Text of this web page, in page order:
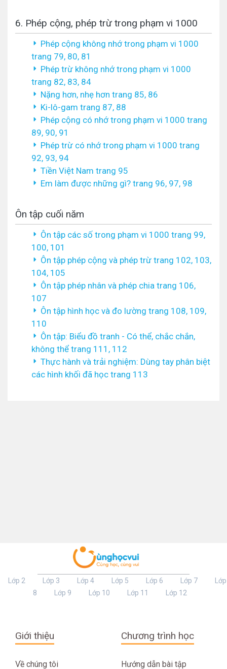
6. Phép cộng, phép trừ trong phạm vi 1000
Phép cộng không nhớ trong phạm vi 1000
trang 79, 80, 81
Phép trừ không nhớ trong phạm vi 1000
trang 82, 83, 84
Nặng hơn, nhẹ hơn trang 85, 86
Ki-lô-gam trang 87, 88
Phép cộng có nhớ trong phạm vi 1000 trang
89, 90, 91
Phép trừ có nhớ trong phạm vi 1000 trang
92, 93, 94
Tiền Việt Nam trang 95
Em làm được những gì? trang 96, 97, 98
Ôn tập cuối năm
Ôn tập các số trong phạm vi 1000 trang 99,
100, 101
Ôn tập phép cộng và phép trừ trang 102, 103,
104, 105
Ôn tập phép nhân và phép chia trang 106,
107
Ôn tập hình học và đo lường trang 108, 109,
110
Ôn tập: Biểu đồ tranh - Có thể, chắc chắn,
không thể trang 111, 112
Thực hành và trải nghiệm: Dùng tay phân biệt
các hình khối đã học trang 113
Lớp 2 Lớp 3 Lớp 4 Lớp 5 Lớp 6 Lớp 7
Lớp
8
Lớp 9 Lớp 10 Lớp 11 Lớp 12
Giới thiệu
Về chúng tôi
Chương trình học
Hướng dẫn bài tập